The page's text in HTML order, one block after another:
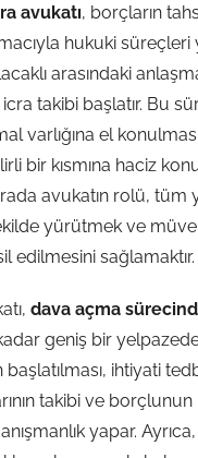
avukatı, borçların
hukuki süreçleri
arasındaki
takibi başlatır. Bu
varlığına el
bir kısmına haciz
avukatın rolü, tüm
yürütmek ve
edilmesini sağlamaktır.
dava açma
geniş bir
başlatılması, ihtiyati
takibi ve borçlunun
yapar.